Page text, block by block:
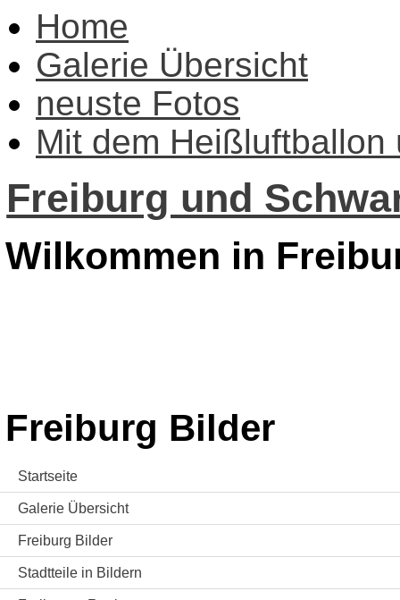
Home
Galerie Übersicht
neuste Fotos
Mit dem Heißluftballon
Freiburg und
Wilkommen in
Freiburg Bilder
Startseite
Galerie Übersicht
Freiburg Bilder
Stadtteile in Bildern